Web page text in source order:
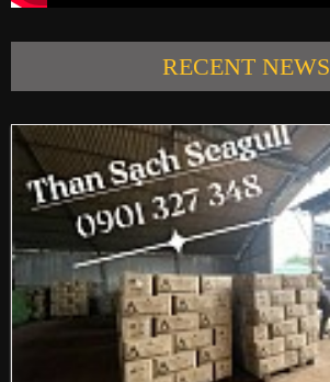
RECENT NEWS